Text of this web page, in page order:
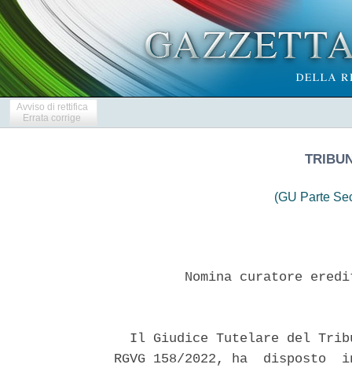
Avviso di rettifica
Errata corrige
(GU Parte
Nomina curatore
Il Giudice Tutelare del
RGVG 158/2022, ha